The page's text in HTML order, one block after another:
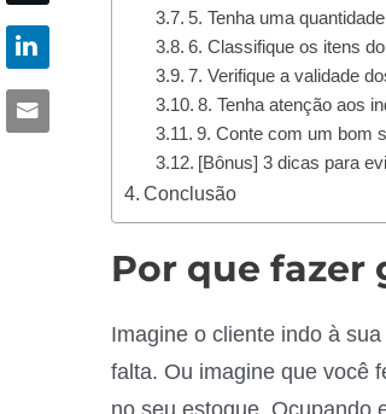
5. Tenha uma
6. Classifique os itens
7. Verifique a validade
8. Tenha atenção aos
9. Conte com um bom
[Bônus] 3 dicas para
Conclusão
Por que fazer
Imagine o cliente indo à
falta. Ou imagine que você
no seu estoque. Ocupando